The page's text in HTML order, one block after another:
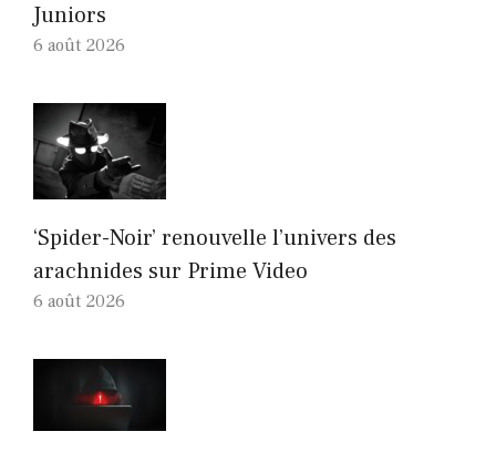
Juniors
6 août 2026
‘Spider-Noir’ renouvelle l’univers des
arachnides sur Prime Video
6 août 2026